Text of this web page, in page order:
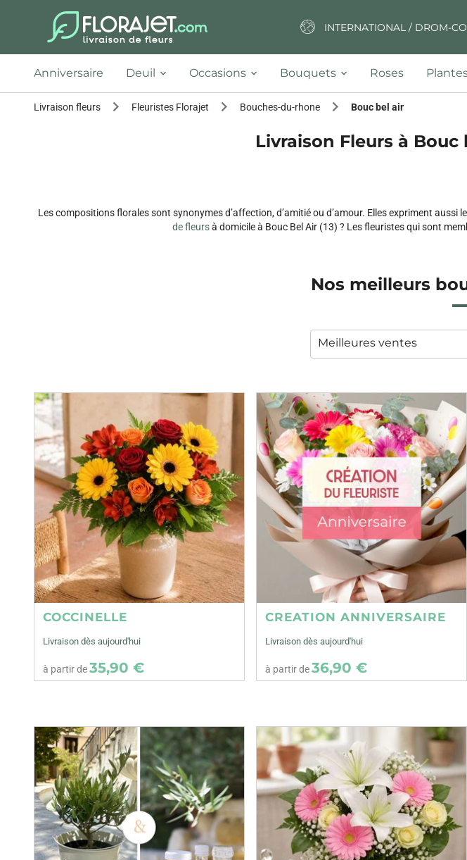
INTERNATIONAL / DROM-
Anniversaire Deuil Occasions Bouquets Roses
Livraison fleurs Fleuristes Florajet Bouches-du-rhone Bouc bel air
Livraison Fleurs à
Les compositions florales sont synonymes d’affection, d’amitié ou d’amour. Elles expriment
de fleursà domicile à Bouc Bel Air (13) ? Les fleuristes qui sont
Nos meilleurs
COCCINELLE
Livraison dès aujourd'hui
à partir de35,90 €
CREATION ANNIVERSAIRE
Livraison dès aujourd'hui
à partir de36,90 €